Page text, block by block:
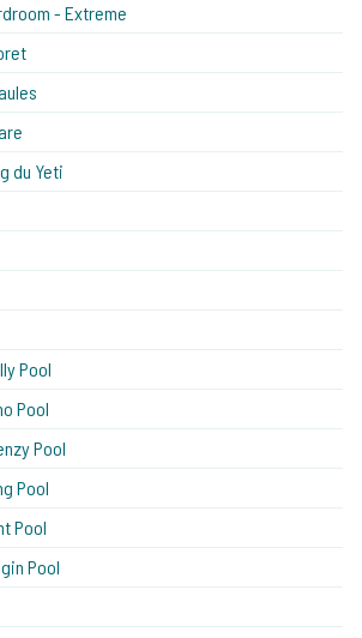
- Extreme
du Yeti
Pool
Pool
Pool
Pool
Pool
Pool